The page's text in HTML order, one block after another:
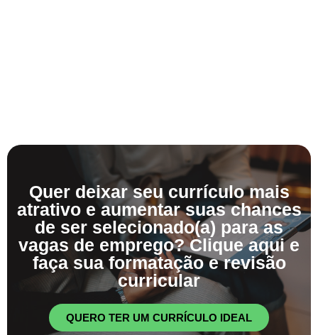
Quer deixar seu currículo mais
atrativo e aumentar suas chances
de ser selecionado(a) para as
vagas de emprego? Clique aqui e
faça sua formatação e revisão
curricular
QUERO TER UM CURRÍCULO IDEAL